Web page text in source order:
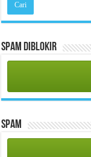
Spam Diblokir
Spam